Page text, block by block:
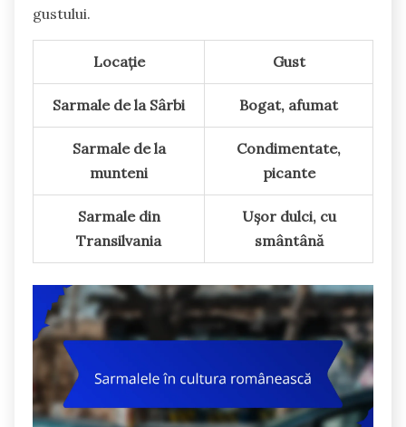
gustului.
Locație Gust
Sarmale de la Sârbi Bogat, afumat
Sarmale de la
munteni
Condimentate,
picante
Sarmale din
Transilvania
Ușor dulci, cu
smântână